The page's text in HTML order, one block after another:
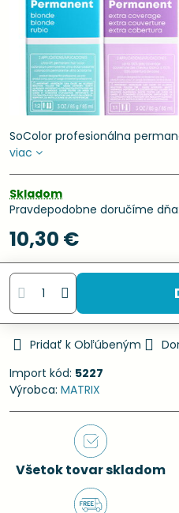
SoColor profesionálna
viac
Skladom
Pravdepodobne doručíme dňa:
10,30 €
Pridať k Obľúbeným
Import kód: 5227
Výrobca: MATRIX
Všetok tovar skladom